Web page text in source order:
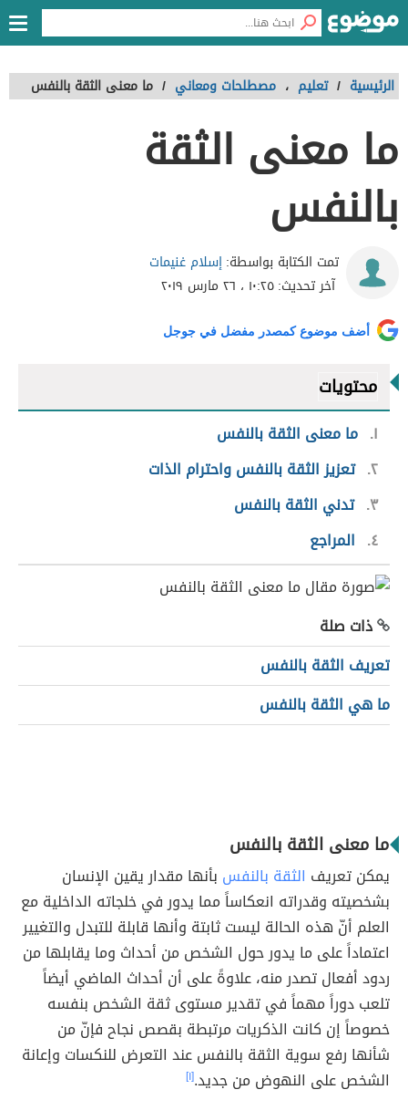
الرئيسية / تعليم ، مصطلحات ومعاني / ما معنى الثقة بالنفس
ما معنى الثقة
بالنفس
تمت الكتابة بواسطة:إسلام غنيمات
آخر تحديث:١٠:٢٥ ، ٢٦ مارس ٢٠١٩
أضف موضوع كمصدر مفضل في جوجل
محتويات
١ ما معنى الثقة بالنفس
٢ تعزيز الثقة بالنفس واحترام الذات
٣ تدني الثقة بالنفس
٤
المراجع
ذات صلة
تعريف الثقة بالنفس
ما هي الثقة بالنفس
ما معنى الثقة بالنفس
يمكن تعريف الثقة بالنفس بأنها مقدار يقين الإنسان
بشخصيته وقدراته انعكاساً مما يدور في خلجاته الداخلية مع
العلم أنّ هذه الحالة ليست ثابتة وأنها قابلة للتبدل والتغيير
اعتماداً على ما يدور حول الشخص من أحداث وما يقابلها من
ردود أفعال تصدر منه، علاوةً على أن أحداث الماضي أيضاً
تلعب دوراً مهماً في تقدير مستوى ثقة الشخص بنفسه
خصوصاً إن كانت الذكريات مرتبطة بقصص نجاح فإنّ من
شأنها رفع سوية الثقة بالنفس عند التعرض للنكسات وإعانة
الشخص على النهوض من جديد.[١]